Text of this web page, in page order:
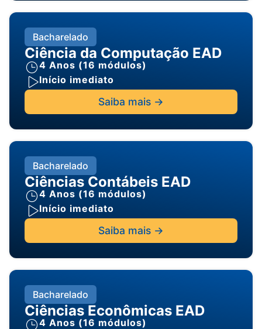
Bacharelado
Ciência da Computação EAD
4 Anos (16 módulos)
Início imediato
Saiba mais ->
Bacharelado
Ciências Contábeis EAD
4 Anos (16 módulos)
Início imediato
Saiba mais ->
Bacharelado
Ciências Econômicas EAD
4 Anos (16 módulos)